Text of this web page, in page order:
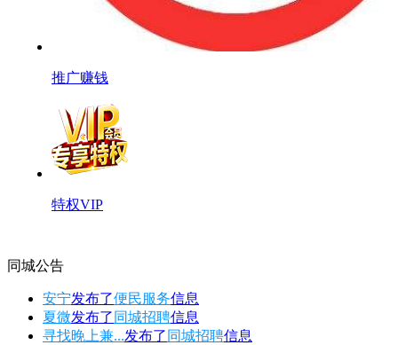
推广赚钱
特权VIP
同城公告
安宁发布了便民服务信息
夏微发布了 同城招聘信息
寻找晚上兼...发布了 同城招聘信息